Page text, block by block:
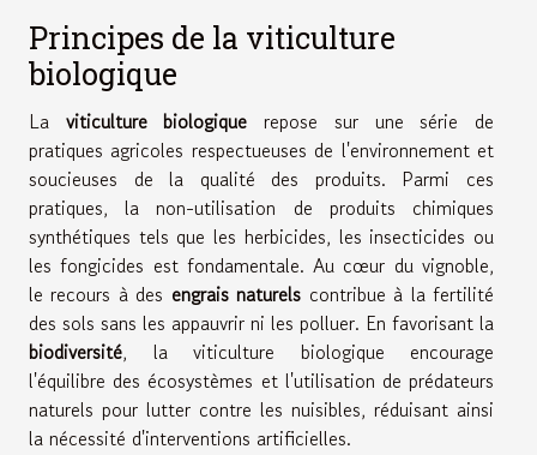
Principes de la viticulture
biologique
La viticulture biologique repose sur une série de
pratiques agricoles respectueuses de l'environnement et
soucieuses de la qualité des produits. Parmi ces
pratiques, la non-utilisation de produits chimiques
synthétiques tels que les herbicides, les insecticides ou
les fongicides est fondamentale. Au cœur du vignoble,
le recours à des engrais naturels contribue à la fertilité
des sols sans les appauvrir ni les polluer. En favorisant la
biodiversité, la viticulture biologique encourage
l'équilibre des écosystèmes et l'utilisation de prédateurs
naturels pour lutter contre les nuisibles, réduisant ainsi
la nécessité d'interventions artificielles.